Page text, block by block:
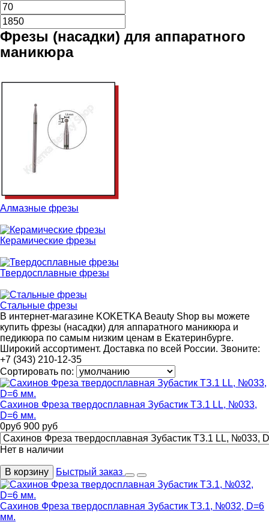
Фрезы (насадки) для аппаратного
маникюра
Алмазные фрезы
Керамические фрезы
Твердосплавные фрезы
Стальные фрезы
В интернет-магазине KOKETKA Beauty Shop вы можете
купить фрезы (насадки) для аппаратного маникюра и
педикюра по самым низким ценам в Екатеринбурге.
Широкий ассортимент. Доставка по всей России. Звоните:
+7 (343) 210-12-35
Сортировать по:
Сахинов Фреза твердосплавная Зубастик ТЗ.1 LL, №033,
D=6 мм.
0руб 900 руб
Нет в наличии
В корзину Быстрый заказ
Сахинов Фреза твердосплавная Зубастик ТЗ.1, №032, D=6
мм.